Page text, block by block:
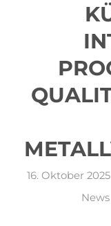
16. Oktober 2025
News